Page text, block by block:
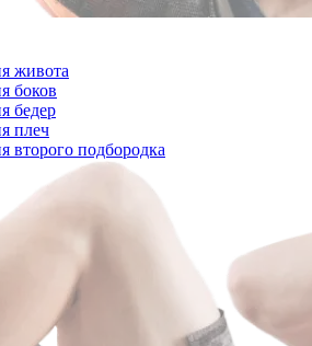
живота
боков
бедер
плеч
второго подбородка